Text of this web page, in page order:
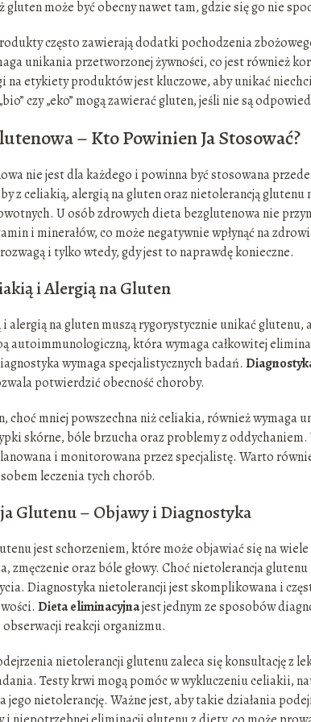
gluten może być obecny nawet tam, gdzie się go nie
często zawierają dodatki pochodzenia
unikania przetworzonej żywności, co jest również
na etykiety produktów jest kluczowe, aby unikać
czy „eko” mogą zawierać gluten, jeśli nie są
– Kto Powinien Ja Stosować?
nie jest dla każdego i powinna być stosowana
z celiakią, alergią na gluten oraz nietolerancją glutenu
U osób zdrowych dieta bezglutenowa nie
i minerałów, co może negatywnie wpłynąć na
i tylko wtedy, gdy jest to naprawdę konieczne.
i Alergią na Gluten
i alergią na gluten muszą rygorystycznie unikać
autoimmunologiczną, która wymaga całkowitej
wymaga specjalistycznych badań.
potwierdzić obecność choroby.
choć mniej powszechna niż celiakia, również wymaga
skórne, bóle brzucha oraz problemy z
i monitorowana przez specjalistę. Warto
leczenia tych chorób.
Glutenu – Objawy i Diagnostyka
jest schorzeniem, które może objawiać się na
zmęczenie oraz bóle głowy. Choć nietolerancja
Diagnostyka nietolerancji jest skomplikowana i
Dieta eliminacyjnajest jednym ze sposobów
reakcji organizmu.
nietolerancji glutenu zaleca się konsultację z
Testy krwi mogą pomóc w wykluczeniu celiakii,
jego nietolerancję. Ważne jest, aby takie działania